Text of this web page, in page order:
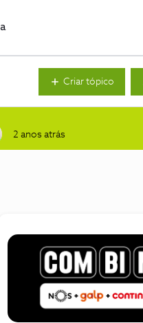
Criar tópico
2 anos atrás